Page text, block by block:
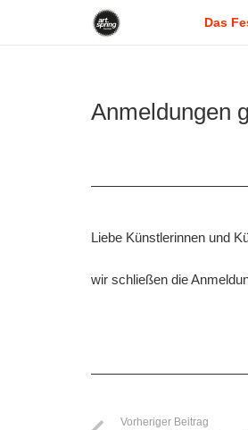
Das
Anmeldungen
Liebe Künstlerinnen und
wir schließen die
Vorheriger Beitrag